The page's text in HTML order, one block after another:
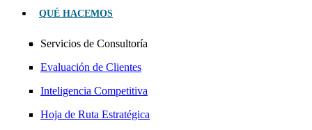
QUÉ HACEMOS
Servicios de Consultoría
Evaluación de Clientes
Inteligencia Competitiva
Hoja de Ruta Estratégica